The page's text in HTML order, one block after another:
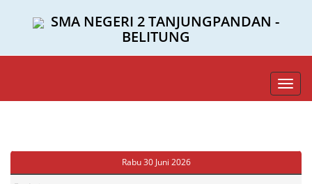
SMA NEGERI 2 TANJUNGPANDAN -
BELITUNG
Rabu 30 Juni 2026